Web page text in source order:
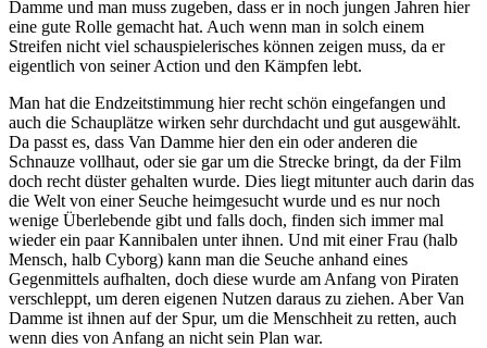
Damme und man muss zugeben, dass er in noch jungen Jahren hier
eine gute Rolle gemacht hat. Auch wenn man in solch einem
Streifen nicht viel schauspielerisches können zeigen muss, da er
eigentlich von seiner Action und den Kämpfen lebt.
Man hat die Endzeitstimmung hier recht schön eingefangen und
auch die Schauplätze wirken sehr durchdacht und gut ausgewählt.
Da passt es, dass Van Damme hier den ein oder anderen die
Schnauze vollhaut, oder sie gar um die Strecke bringt, da der Film
doch recht düster gehalten wurde. Dies liegt mitunter auch darin das
die Welt von einer Seuche heimgesucht wurde und es nur noch
wenige Überlebende gibt und falls doch, finden sich immer mal
wieder ein paar Kannibalen unter ihnen. Und mit einer Frau (halb
Mensch, halb Cyborg) kann man die Seuche anhand eines
Gegenmittels aufhalten, doch diese wurde am Anfang von Piraten
verschleppt, um deren eigenen Nutzen daraus zu ziehen. Aber Van
Damme ist ihnen auf der Spur, um die Menschheit zu retten, auch
wenn dies von Anfang an nicht sein Plan war.